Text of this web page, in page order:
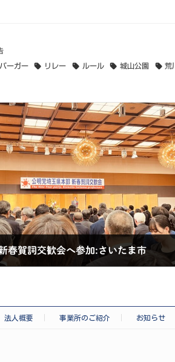
ーガー リレー ルール 城山公園 荒
春賀詞交歓会へ参加:さいたま市
法人概要 事業所のご紹介 お知らせ